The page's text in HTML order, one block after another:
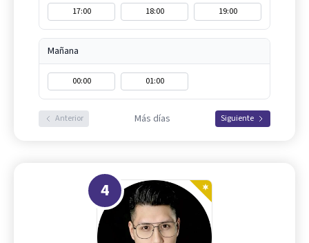
17:00
18:00 19:00
Mañana
00:00 01:00
Anterior Más días Siguiente
4